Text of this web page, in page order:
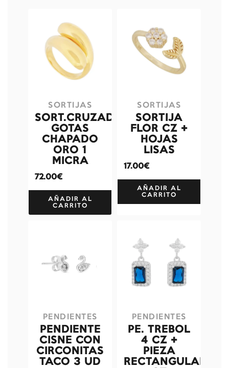
SORTIJAS
SORT.CRUZADA
GOTAS
CHAPADO
ORO 1
MICRA
72.00€
AÑADIR AL
CARRITO
SORTIJAS
SORTIJA
FLOR CZ +
HOJAS
LISAS
17.00€
AÑADIR AL
CARRITO
PENDIENTES
PENDIENTE
CISNE CON
CIRCONITAS
TACO 3 UD
PENDIENTES
PE. TREBOL
4 CZ +
PIEZA
RECTANGULAR